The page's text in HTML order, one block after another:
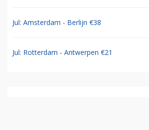
Jul: Amsterdam - Berlijn €38
Jul: Rotterdam - Antwerpen €21